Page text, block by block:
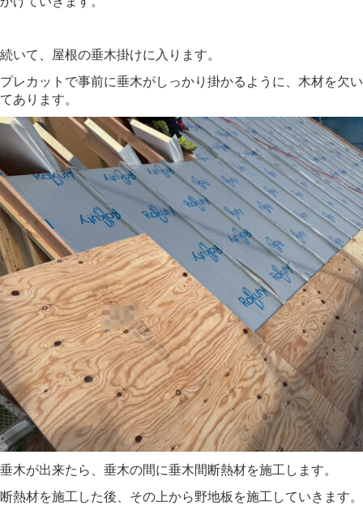
続いて、屋根の垂木掛けに入ります。
プレカットで事前に垂木がしっかり掛かるように、木材を欠い
てあります。
垂木が出来たら、垂木の間に垂木間断熱材を施工します。
断熱材を施工した後、その上から野地板を施工していきます。